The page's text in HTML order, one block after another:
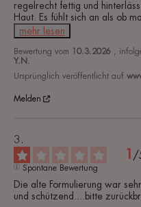
regelrecht fettig und
Haut. Es fühlt sich an als ob
mehr lesen
Bewertung vom 10.3.2026 ,
Y.N.
Ursprünglich veröffentlicht auf
Melden
1 /
Spontane Bewertung
Die alte Formulierung war
und schützend....bitte